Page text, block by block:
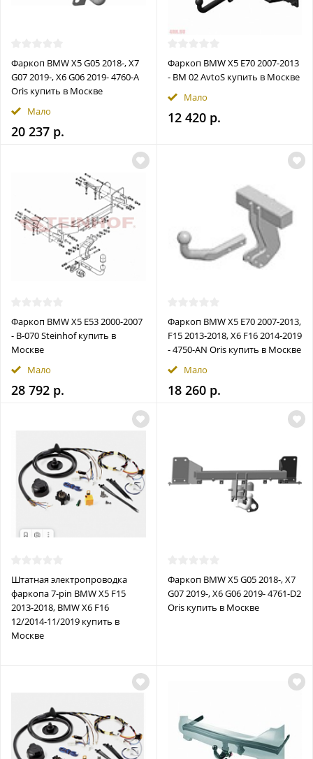
Фаркоп BMW X5 G05 2018-, X7
G07 2019-, X6 G06 2019- 4760-A
Oris купить в Москве
Мало
20 237 р.
Фаркоп BMW X5 E70 2007-2013
- BM 02 AvtoS купить в Москве
Мало
12 420 р.
Фаркоп BMW X5 E53 2000-2007
- B-070 Steinhof купить в
Москве
Мало
28 792 р.
Фаркоп BMW X5 E70 2007-2013,
F15 2013-2018, X6 F16 2014-2019
- 4750-AN Oris купить в Москве
Мало
18 260 р.
Штатная электропроводка
фаркопа 7-pin BMW X5 F15
2013-2018, BMW X6 F16
12/2014-11/2019 купить в
Москве
Фаркоп BMW X5 G05 2018-, X7
G07 2019-, X6 G06 2019- 4761-D2
Oris купить в Москве